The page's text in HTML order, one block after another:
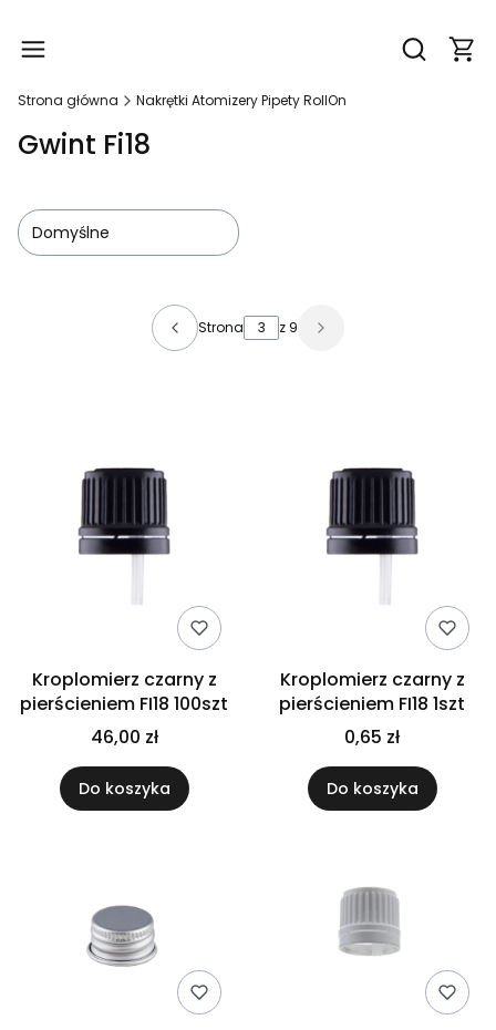
Otwórz
Strona główna Nakrętki Atomizery Pipety RollOn
Gwint Fi18
Domyślne
Lista produktów
Strona z 9
Kroplomierz czarny z
pierścieniem FI18 100szt
46,00 zł
Do koszyka
Kroplomierz czarny z
pierścieniem FI18 1szt
0,65 zł
Do koszyka